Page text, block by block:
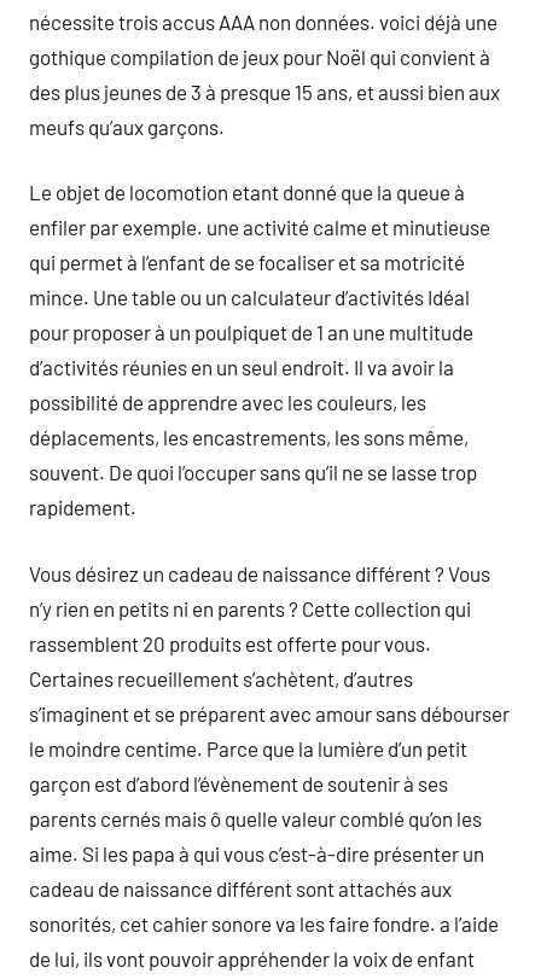
nécessite trois accus AAA non données. voici déjà une
gothique compilation de jeux pour Noël qui convient à
des plus jeunes de 3 à presque 15 ans, et aussi bien aux
meufs qu’aux garçons.
Le objet de locomotion etant donné que la queue à
enfiler par exemple. une activité calme et minutieuse
qui permet à l’enfant de se focaliser et sa motricité
mince. Une table ou un calculateur d’activités Idéal
pour proposer à un poulpiquet de 1 an une multitude
d’activités réunies en un seul endroit. Il va avoir la
possibilité de apprendre avec les couleurs, les
déplacements, les encastrements, les sons même,
souvent. De quoi l’occuper sans qu’il ne se lasse trop
rapidement.
Vous désirez un cadeau de naissance différent ? Vous
n’y rien en petits ni en parents ? Cette collection qui
rassemblent 20 produits est offerte pour vous.
Certaines recueillement s’achètent, d’autres
s’imaginent et se préparent avec amour sans débourser
le moindre centime. Parce que la lumière d’un petit
garçon est d’abord l’évènement de soutenir à ses
parents cernés mais ô quelle valeur comblé qu’on les
aime. Si les papa à qui vous c’est-à-dire présenter un
cadeau de naissance différent sont attachés aux
sonorités, cet cahier sonore va les faire fondre. a l’aide
de lui, ils vont pouvoir appréhender la voix de enfant